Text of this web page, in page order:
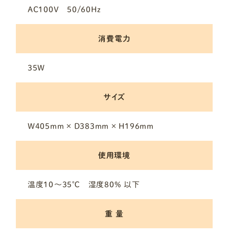
AC100V 50/60Hz
消費電力
35W
サイズ
W405mm × D383mm × H196mm
使用環境
温度10～35℃ 湿度80% 以下
重 量